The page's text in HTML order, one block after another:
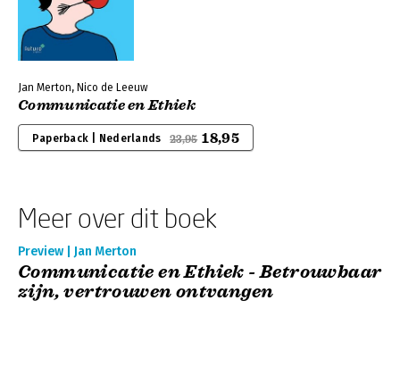
Jan Merton, Nico de Leeuw
Communicatie en Ethiek
Paperback | Nederlands 23,95 18,95
Meer over dit boek
Preview | Jan Merton
Communicatie en Ethiek - Betrouwbaar
zijn, vertrouwen ontvangen